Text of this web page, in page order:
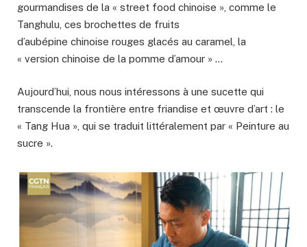
gourmandises de la « street food chinoise », comme le
Tanghulu, ces brochettes de fruits
d’aubépine chinoise rouges glacés au caramel, la
« version chinoise de la pomme d’amour » …
Aujourd’hui, nous nous intéressons à une sucette qui
transcende la frontière entre friandise et œuvre d’art : le
« Tang Hua », qui se traduit littéralement par « Peinture au
sucre ».